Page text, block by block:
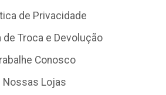
de Privacidade
de Troca e Devolução
Conosco
Nossas Lojas